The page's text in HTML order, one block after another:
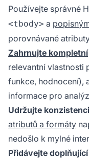
Používejte správné
<tbody> a
porovnávané
Zahrnujte kompletní
relevantní vlastnosti
funkce, hodnocení),
informace pro
Udržujte
atributů a formáty
nedošlo k mylné
Přidávejte